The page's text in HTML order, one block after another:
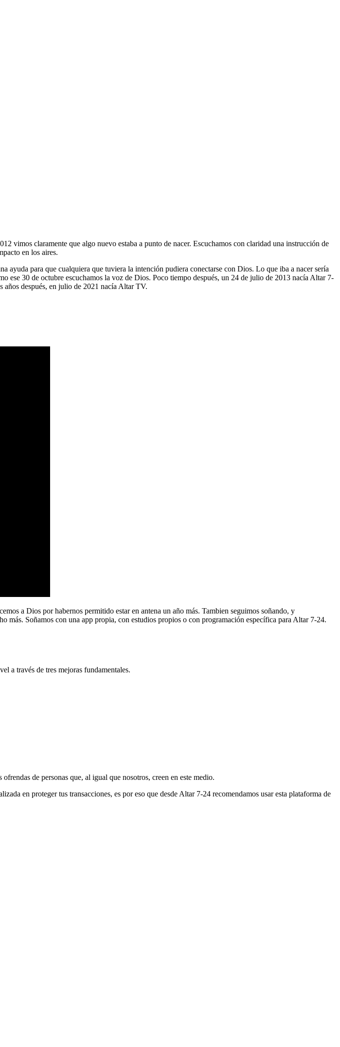
vimos claramente que algo nuevo estaba a punto de nacer. Escuchamos con claridad una instrucción de
en los aires.
ayuda para que cualquiera que tuviera la intención pudiera conectarse con Dios. Lo que iba a nacer sería
ese 30 de octubre escuchamos la voz de Dios. Poco tiempo después, un 24 de julio de 2013 nacía Altar 7-
después, en julio de 2021 nacía Altar TV.
a Dios por habernos permitido estar en antena un año más. Tambien seguimos soñando, y
más. Soñamos con una app propia, con estudios propios o con programación específica para Altar 7-24.
a través de tres mejoras fundamentales.
de personas que, al igual que nosotros, creen en este medio.
en proteger tus transacciones, es por eso que desde Altar 7-24 recomendamos usar esta plataforma de